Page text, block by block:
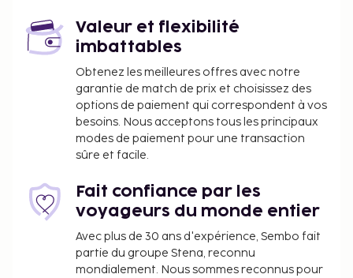
Les équipements et services proposés incluent une
réception ouverte 24 h/24, une consigne à bagages
et une laverie. Un parking gratuit est disponible
dans l'enceinte de l'hébergement. Profitez des
nombreux équipements et services qui
caractérisent l'hébergement, notamment l'accès
Wi-Fi à Internet gratuit et un service de
restaurant ou dans un des un café de cet hôtel.
Valeur et flexibilité
imbattables
Obtenez les meilleures offres avec notre
garantie de match de prix et choisissez des
options de paiement qui correspondent à vos
besoins. Nous acceptons tous les principaux
modes de paiement pour une transaction
sûre et facile.
Fait confiance par les
voyageurs du monde entier
Avec plus de 30 ans d'expérience, Sembo fait
partie du groupe Stena, reconnu
mondialement. Nous sommes reconnus pour